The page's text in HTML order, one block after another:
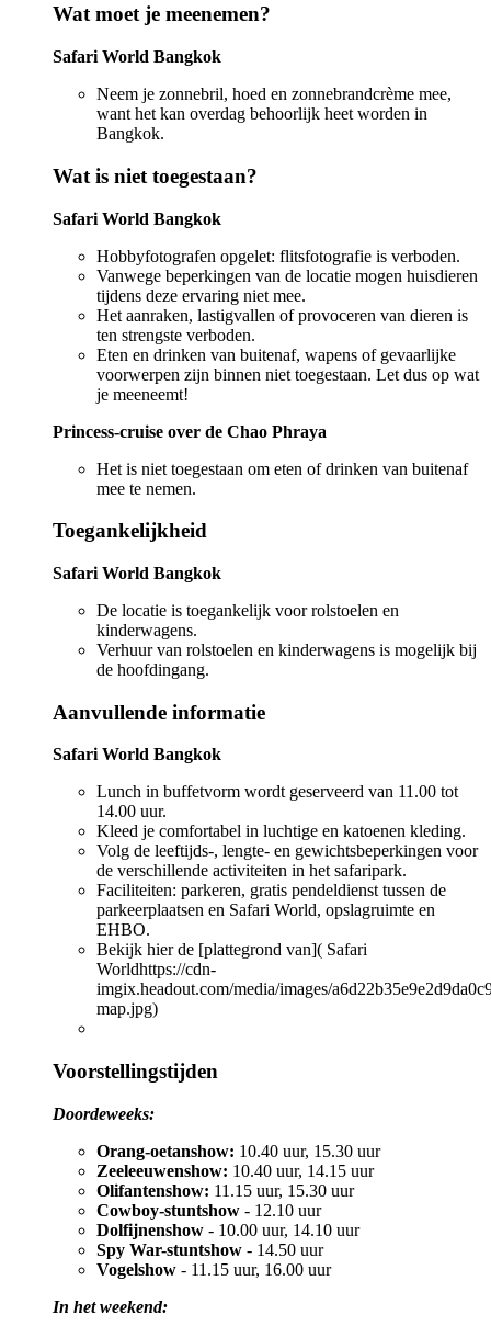
Wat moet je meenemen?
Safari World Bangkok
Neem je zonnebril, hoed en zonnebrandcrème mee,
want het kan overdag behoorlijk heet worden in
Bangkok.
Wat is niet toegestaan?
Safari World Bangkok
Hobbyfotografen opgelet: flitsfotografie is verboden.
Vanwege beperkingen van de locatie mogen huisdieren
tijdens deze ervaring niet mee.
Het aanraken, lastigvallen of provoceren van dieren is
ten strengste verboden.
Eten en drinken van buitenaf, wapens of gevaarlijke
voorwerpen zijn binnen niet toegestaan. Let dus op wat
je meeneemt!
Princess-cruise over de Chao Phraya
Het is niet toegestaan om eten of drinken van buitenaf
mee te nemen.
Toegankelijkheid
Safari World Bangkok
De locatie is toegankelijk voor rolstoelen en
kinderwagens.
Verhuur van rolstoelen en kinderwagens is mogelijk bij
de hoofdingang.
Aanvullende informatie
Safari World Bangkok
Lunch in buffetvorm wordt geserveerd van 11.00 tot
14.00 uur.
Kleed je comfortabel in luchtige en katoenen kleding.
Volg de leeftijds-, lengte- en gewichtsbeperkingen voor
de verschillende activiteiten in het safaripark.
Faciliteiten: parkeren, gratis pendeldienst tussen de
parkeerplaatsen en Safari World, opslagruimte en
EHBO.
Bekijk hier de [plattegrond van]( Safari
Worldhttps://cdn-
imgix.headout.com/media/images/
map.jpg)
Voorstellingstijden
Doordeweeks:
Orang-oetanshow: 10.40 uur, 15.30 uur
Zeeleeuwenshow: 10.40 uur, 14.15 uur
Olifantenshow: 11.15 uur, 15.30 uur
Cowboy-stuntshow - 12.10 uur
Dolfijnenshow - 10.00 uur, 14.10 uur
Spy War-stuntshow - 14.50 uur
Vogelshow - 11.15 uur, 16.00 uur
In het weekend: